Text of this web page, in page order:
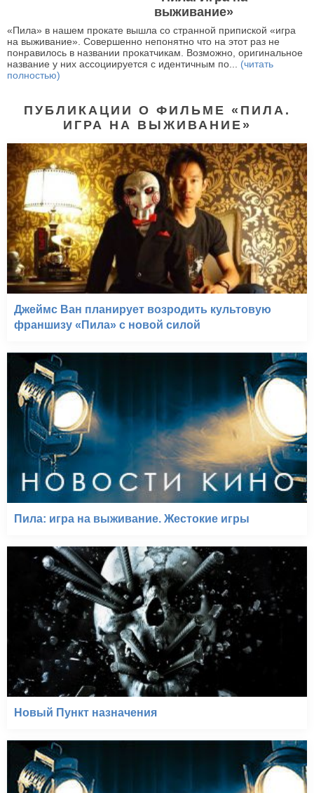
выживание»
«Пила» в нашем прокате вышла со странной припиской «игра
на выживание». Совершенно непонятно что на этот раз не
понравилось в названии прокатчикам. Возможно, оригинальное
название у них ассоциируется с идентичным по... (читать
полностью)
ПУБЛИКАЦИИ О ФИЛЬМЕ «ПИЛА.
ИГРА НА ВЫЖИВАНИЕ»
Джеймс Ван планирует возродить культовую
франшизу «Пила» с новой силой
Пила: игра на выживание. Жестокие игры
Новый Пункт назначения